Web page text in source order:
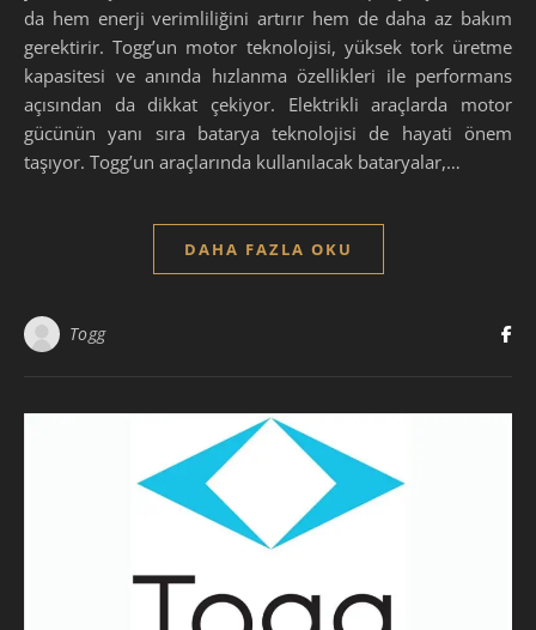
da hem enerji verimliliğini artırır hem de daha az bakım
gerektirir. Togg’un motor teknolojisi, yüksek tork üretme
kapasitesi ve anında hızlanma özellikleri ile performans
açısından da dikkat çekiyor. Elektrikli araçlarda motor
gücünün yanı sıra batarya teknolojisi de hayati önem
taşıyor. Togg’un araçlarında kullanılacak bataryalar,…
DAHA FAZLA OKU
Togg